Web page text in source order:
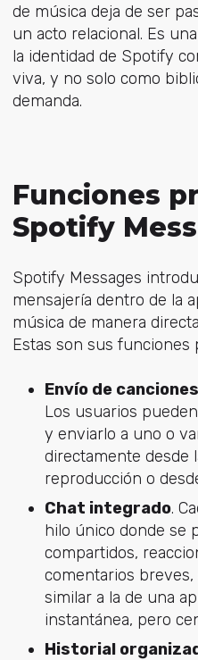
de música deja de ser
un acto relacional. Es
la identidad de Spotify
viva, y no solo como
demanda.
Funciones
Spotify
Spotify Messages
mensajería dentro de la
música de manera
Estas son sus funciones
Envío de
Los usuarios
y enviarlo a uno o
directamente desde
reproducción o
Chat integrado.
hilo único donde se
compartidos,
comentarios
similar a la de una
instantánea, pero
Historial